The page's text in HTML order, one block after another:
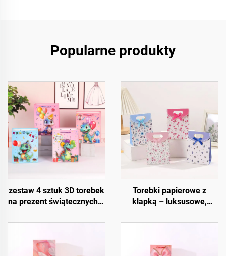
Popularne produkty
zestaw 4 sztuk 3D torebek
na prezent świątecznych –
opakowania świąteczne
prezentów
Torebki papierowe z
klapką – luksusowe,
pełni konfigurowalne